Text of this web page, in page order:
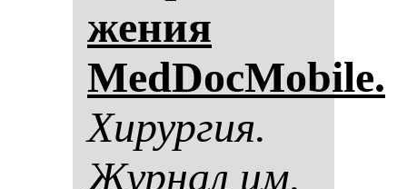
же­ния
MedDocMobile.
Хи­рур­гия.
Жур­нал им.